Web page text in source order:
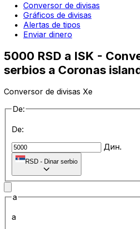
Conversor de divisas
Gráficos de divisas
Alertas de tipos
Enviar dinero
5000 RSD a ISK -
serbios a Coronas
Conversor de divisas Xe
De:
De:
Дин.
RSD - Dinar serbio
a
a